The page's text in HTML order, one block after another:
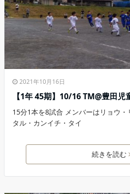
2021年10月16日
【1年 45期】10/16 TM@豊田児
15分1本を8試合 メンバーはリョウ
タル・カンイチ・タイ
続きを読む